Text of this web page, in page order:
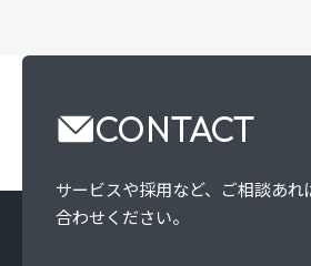
CONTACT
サービスや採用など、 ご相談あれ
合わせください。